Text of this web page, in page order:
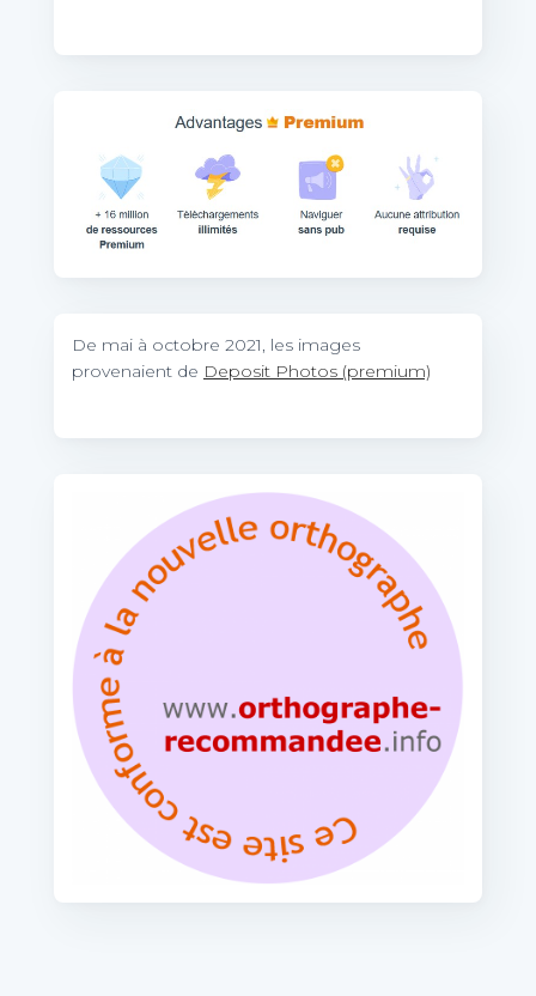
De mai à octobre 2021, les images
provenaient de Deposit Photos (premium)